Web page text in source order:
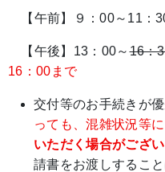
【午前】９：00～11：
【午後】13：00～16：
16：00まで
交付等のお手続きが優
っても、混雑状況等に
いただく場合がござ
請書をお渡しするこ